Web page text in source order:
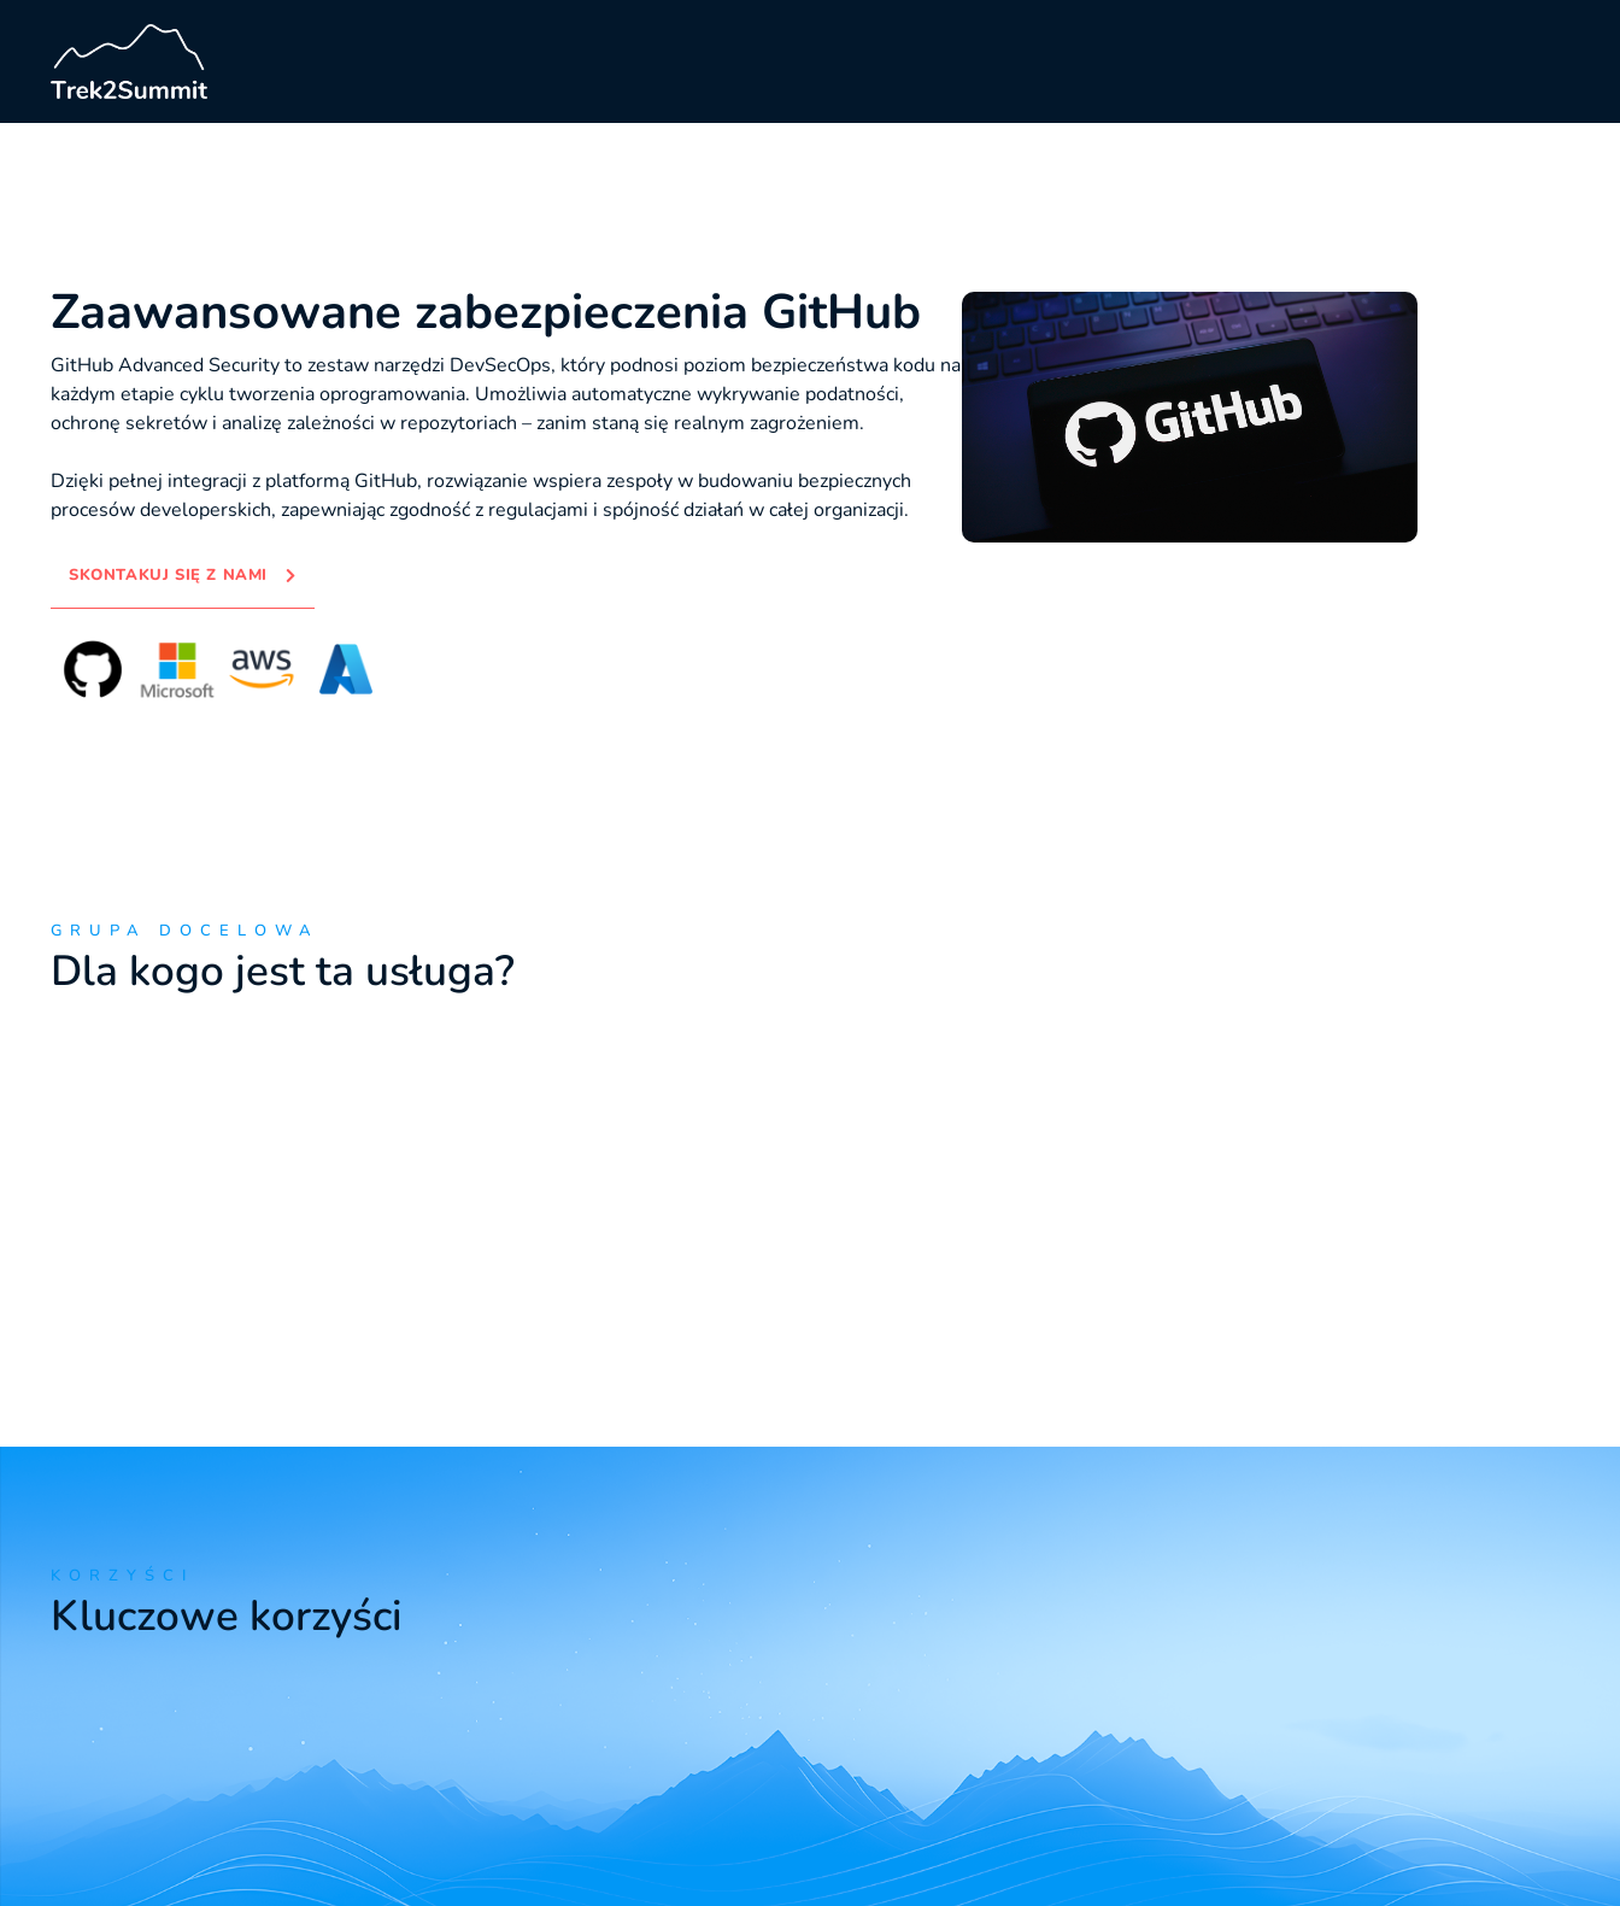
Zaawansowane zabezpieczenia GitHub
GitHub Advanced Security to zestaw narzędzi DevSecOps, który podnosi poziom bezpieczeństwa kodu na
każdym etapie cyklu tworzenia oprogramowania. Umożliwia automatyczne wykrywanie podatności,
ochronę sekretów i analizę zależności w repozytoriach – zanim staną się realnym zagrożeniem.
Dzięki pełnej integracji z platformą GitHub, rozwiązanie wspiera zespoły w budowaniu bezpiecznych
procesów developerskich, zapewniając zgodność z regulacjami i spójność działań w całej organizacji.
SKONTAKUJ SIĘ Z NAMI
GRUPA DOCELOWA
Dla kogo jest ta usługa?
KORZYŚCI
Kluczowe korzyści